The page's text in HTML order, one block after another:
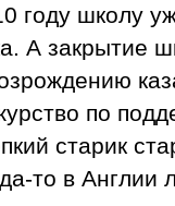
году школу
А закрытие
по
старик
то в Англии